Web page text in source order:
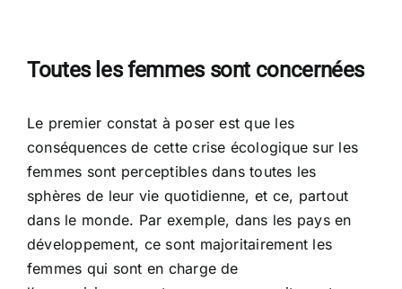
Toutes les femmes sont concernées
Le premier constat à poser est que les
conséquences de cette crise écologique sur les
femmes sont perceptibles dans toutes les
sphères de leur vie quotidienne, et ce, partout
dans le monde. Par exemple, dans les pays en
développement, ce sont majoritairement les
femmes qui sont en charge de